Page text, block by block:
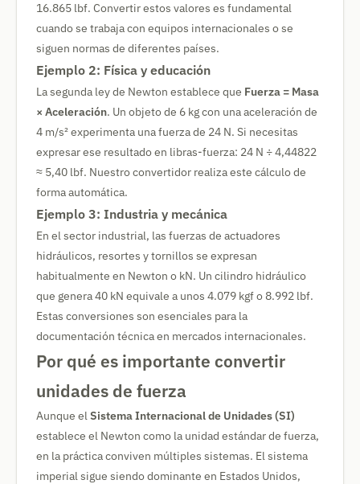
16.865 lbf. Convertir estos valores es fundamental
cuando se trabaja con equipos internacionales o se
siguen normas de diferentes países.
Ejemplo 2: Física y educación
La segunda ley de Newton establece que Fuerza = Masa
× Aceleración. Un objeto de 6 kg con una aceleración de
4 m/s² experimenta una fuerza de 24 N. Si necesitas
expresar ese resultado en libras-fuerza: 24 N ÷ 4,44822
≈ 5,40 lbf. Nuestro convertidor realiza este cálculo de
forma automática.
Ejemplo 3: Industria y mecánica
En el sector industrial, las fuerzas de actuadores
hidráulicos, resortes y tornillos se expresan
habitualmente en Newton o kN. Un cilindro hidráulico
que genera 40 kN equivale a unos 4.079 kgf o 8.992 lbf.
Estas conversiones son esenciales para la
documentación técnica en mercados internacionales.
Por qué es importante convertir
unidades de fuerza
Aunque elSistema Internacional de Unidades (SI)
establece el Newton como la unidad estándar de fuerza,
en la práctica conviven múltiples sistemas. El sistema
imperial sigue siendo dominante en Estados Unidos,